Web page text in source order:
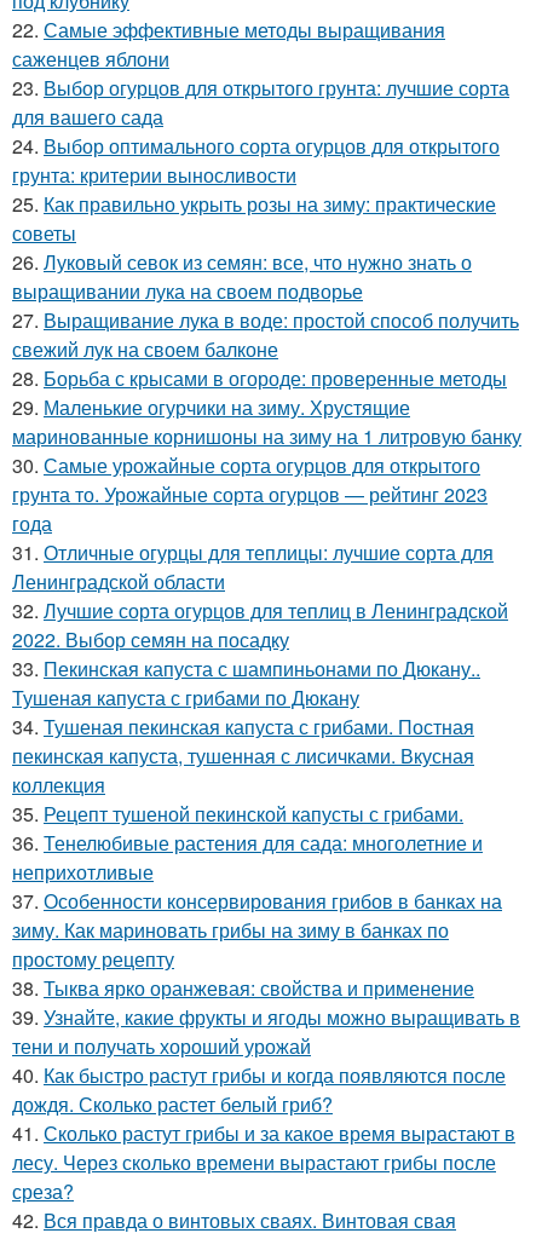
22. Самые эффективные методы выращивания
саженцев яблони
23. Выбор огурцов для открытого грунта: лучшие сорта
для вашего сада
24. Выбор оптимального сорта огурцов для открытого
грунта: критерии выносливости
25. Как правильно укрыть розы на зиму: практические
советы
26. Луковый севок из семян: все, что нужно знать о
выращивании лука на своем подворье
27. Выращивание лука в воде: простой способ получить
свежий лук на своем балконе
28. Борьба с крысами в огороде: проверенные методы
29. Маленькие огурчики на зиму. Хрустящие
маринованные корнишоны на зиму на 1 литровую банку
30. Самые урожайные сорта огурцов для открытого
грунта то. Урожайные сорта огурцов — рейтинг 2023
года
31. Отличные огурцы для теплицы: лучшие сорта для
Ленинградской области
32. Лучшие сорта огурцов для теплиц в Ленинградской
2022. Выбор семян на посадку
33. Пекинская капуста с шампиньонами по Дюкану..
Тушеная капуста с грибами по Дюкану
34. Тушеная пекинская капуста с грибами. Постная
пекинская капуста, тушенная с лисичками. Вкусная
коллекция
35. Рецепт тушеной пекинской капусты с грибами.
36. Тенелюбивые растения для сада: многолетние и
неприхотливые
37. Особенности консервирования грибов в банках на
зиму. Как мариновать грибы на зиму в банках по
простому рецепту
38. Тыква ярко оранжевая: свойства и применение
39. Узнайте, какие фрукты и ягоды можно выращивать в
тени и получать хороший урожай
40. Как быстро растут грибы и когда появляются после
дождя. Сколько растет белый гриб?
41. Сколько растут грибы и за какое время вырастают в
лесу. Через сколько времени вырастают грибы после
среза?
42. Вся правда о винтовых сваях. Винтовая свая